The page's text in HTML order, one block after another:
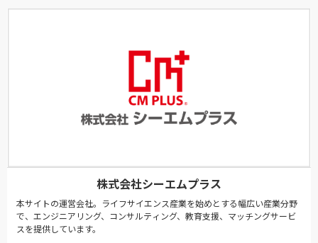
株式会社シーエムプラス
本サイトの運営会社。ライフサイエンス産業を始めとする幅広い産業分野
で、エンジニアリング、コンサルティング、教育支援、マッチングサービ
スを提供しています。